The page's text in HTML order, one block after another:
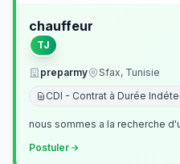
chauffeur
TJ
preparmy
Sfax, Tunisie
CDI - Contrat à Durée
nous sommes a la recherche
Postuler